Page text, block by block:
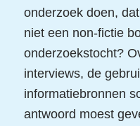
onderzoek doen,
niet een non-fictie
onderzoekstocht?
interviews, de
informatiebronnen
antwoord moest